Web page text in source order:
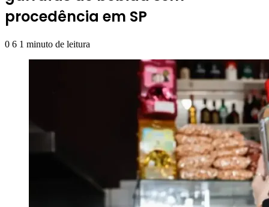
procedência em SP
0 6 1 minuto de leitura